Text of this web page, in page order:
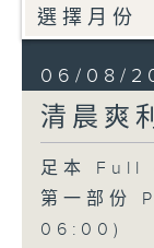
06/08/
清晨爽
足本
第一部份
06:00)